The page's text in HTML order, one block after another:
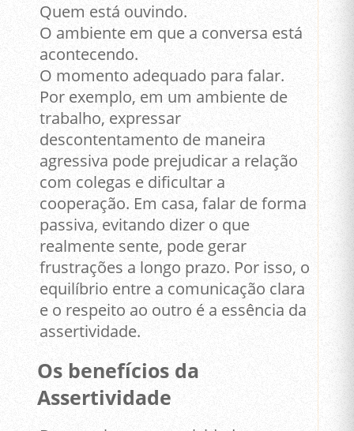
Quem está ouvindo.
O ambiente em que a conversa está
acontecendo.
O momento adequado para falar.
Por exemplo, em um ambiente de
trabalho, expressar
descontentamento de maneira
agressiva pode prejudicar a relação
com colegas e dificultar a
cooperação. Em casa, falar de forma
passiva, evitando dizer o que
realmente sente, pode gerar
frustrações a longo prazo. Por isso, o
equilíbrio entre a comunicação clara
e o respeito ao outro é a essência da
assertividade.
Os benefícios da
Assertividade